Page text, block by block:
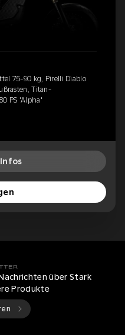
75-90 kg, Pirelli Diablo
Titan-
PS 'Alpha'
über Stark
Produkte